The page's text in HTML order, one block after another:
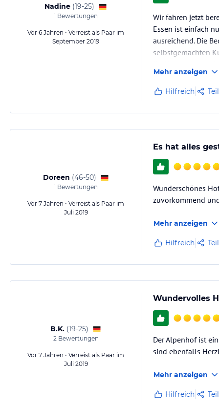
Nadine (19-25)
1 Bewertungen
Vor 6 Jahren • Verreist als Paar im
September 2019
Wir fahren jetzt
Essen ist einfach
ausreichend. Die
selbstgemachten
Mehr anzeigen
Hilfreich
Doreen (46-50)
1 Bewertungen
Vor 7 Jahren • Verreist als Paar im
Juli 2019
Es hat alles
Wunderschönes
zuvorkommend
Mehr anzeigen
Hilfreich
B.K. (19-25)
2Bewertungen
Vor 7 Jahren • Verreist als Paar im
Juli 2019
Wundervolles
Der Alpenhof ist
sind ebenfalls
Mehr anzeigen
Hilfreich